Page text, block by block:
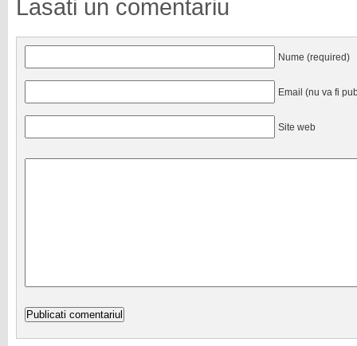
Lasati un comentariu
Nume (required)
Email (nu va fi
Site web